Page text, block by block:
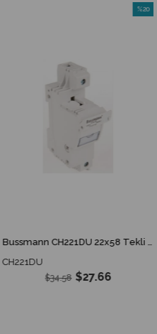
Bussmann CH221DU 22x58 Tekli Sigorta
CH221DU
$27.66
$34.58
%20